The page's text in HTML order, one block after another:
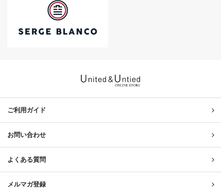
ご利用ガイド
お問い合わせ
よくある質問
メルマガ登録